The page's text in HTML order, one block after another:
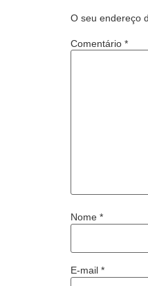
O seu endereço
Comentário *
Nome *
E-mail *